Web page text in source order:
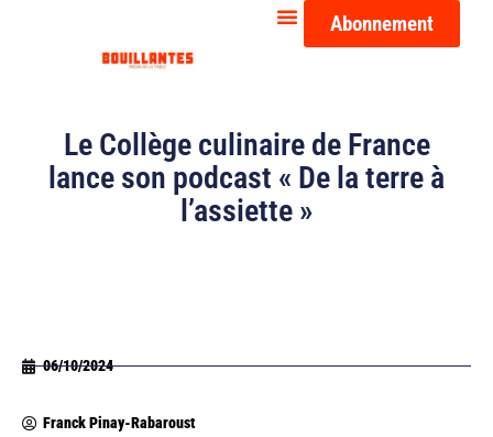
Abonnement
Le Collège culinaire de France
lance son podcast « De la terre à
l’assiette »
06/10/2024
Franck Pinay-Rabaroust